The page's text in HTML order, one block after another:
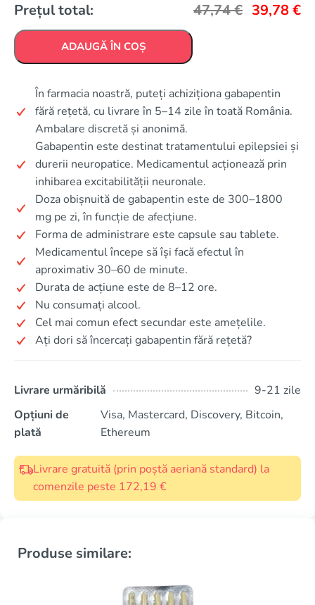
Prețul total: 47,74€ 39,78€
ADAUGĂ ÎN COȘ
În farmacia noastră, puteți achiziționa gabapentin
fără rețetă, cu livrare în 5–14 zile în toată România.
Ambalare discretă și anonimă.
Gabapentin este destinat tratamentului epilepsiei și
durerii neuropatice. Medicamentul acționează prin
inhibarea excitabilității neuronale.
Doza obișnuită de gabapentin este de 300–1800
mg pe zi, în funcție de afecțiune.
Forma de administrare este capsule sau tablete.
Medicamentul începe să își facă efectul în
aproximativ 30–60 de minute.
Durata de acțiune este de 8–12 ore.
Nu consumați alcool.
Cel mai comun efect secundar este amețelile.
Ați dori să încercați gabapentin fără rețetă?
Livrare urmăribilă
9-21 zile
Opțiuni de
plată
Visa, Mastercard, Discovery, Bitcoin,
Ethereum
Livrare gratuită (prin poștă aeriană standard) la
comenzile peste 172,19 €
Produse similare: